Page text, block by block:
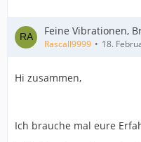
Feine Vibrationen,
Rascall9999 18.
Hi zusammen,
Ich brauche mal eure